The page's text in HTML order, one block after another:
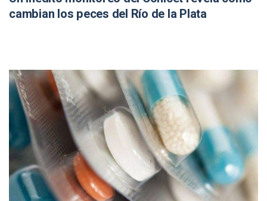
cambian los peces del Río de la Plata